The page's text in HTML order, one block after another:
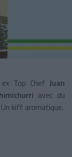
Top Chef Juan
avec du
Un kiff aromatique.